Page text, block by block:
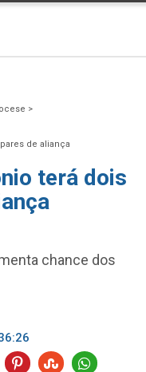
>
de aliança
terá dois
chance dos